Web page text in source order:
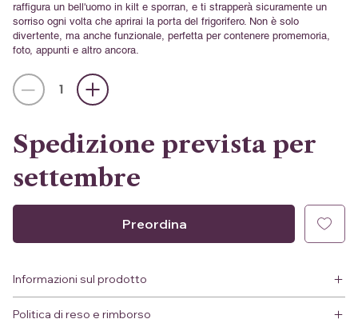
raffigura un bell'uomo in kilt e sporran, e ti strapperà sicuramente un
sorriso ogni volta che aprirai la porta del frigorifero. Non è solo
divertente, ma anche funzionale, perfetta per contenere promemoria,
foto, appunti e altro ancora.
Spedizione prevista per
settembre
Preordina
Informazioni sul prodotto
Politica di reso e rimborso